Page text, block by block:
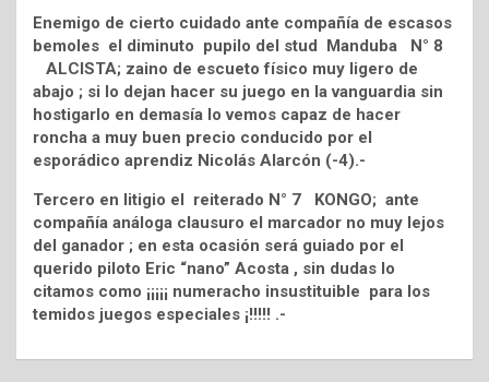
Enemigo de cierto cuidado ante compañía de escasos
bemoles el diminuto pupilo del stud Manduba N° 8
ALCISTA; zaino de escueto físico muy ligero de
abajo ; si lo dejan hacer su juego en la vanguardia sin
hostigarlo en demasía lo vemos capaz de hacer
roncha a muy buen precio conducido por el
esporádico aprendiz Nicolás Alarcón (-4).-
Tercero en litigio el reiterado N° 7 KONGO; ante
compañía análoga clausuro el marcador no muy lejos
del ganador ; en esta ocasión será guiado por el
querido piloto Eric “nano” Acosta , sin dudas lo
citamos como ¡¡¡¡¡ numeracho insustituible para los
temidos juegos especiales ¡!!!!! .-